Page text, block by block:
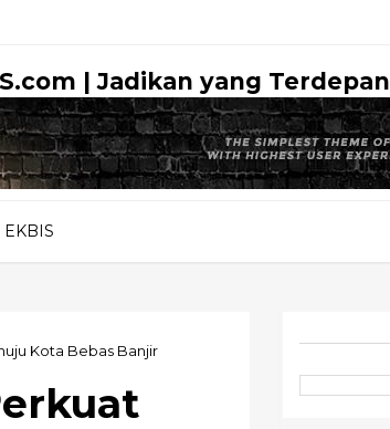
| Jadikan yang Terdepan
EKBIS
Kota Bebas Banjir